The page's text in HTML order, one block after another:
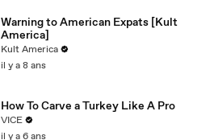
Warning to American Expats [Kult
America]
Kult America
il y a 8 ans
How To Carve a Turkey Like A Pro
VICE
il y a 6 ans